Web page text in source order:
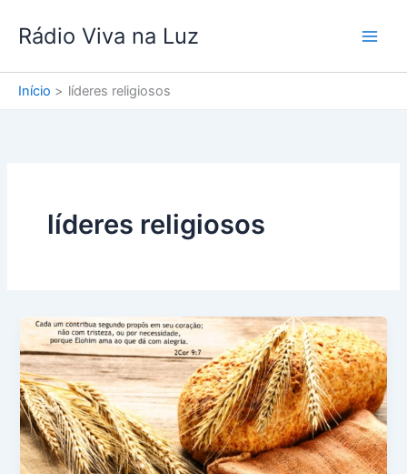
para
conteúdo
Rádio Viva na Luz
Início líderes religiosos
líderes religiosos